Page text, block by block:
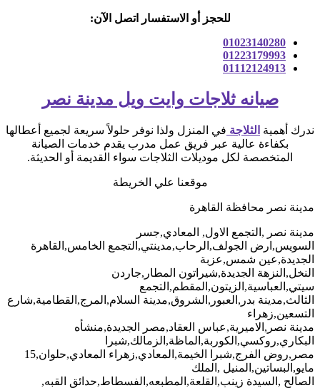
للحجز أو الاستفسار اتصل الآن:
01023140280
01223179993
01112124913
صيانه ثلاجات وايت ويل مدينة نصر
ندرك أهمية الثلاجة في المنزل ولذا نوفر حلولاً سريعة لجميع أعطالها
بكفاءة عالية عبر فريق عمل مدرب يقدم خدمات الصيانة
المتخصصة لكل موديلات الثلاجات سواء القديمة أو الحديثة.
موقعنا علي الخريطة
مدينة نصر محافظة القاهرة
مدينة نصر ,التجمع الاول, المعادي,جسر
السويس,ارض الجولف,الرحاب,مدينتي,التجمع الخامس,القاهرة
الجديدة,عين شمس,عزبة
النخل,النزهة الجديدة,شيراتون المطار,جاردن
سيتي,العباسية,الزيتون,المقطم,التجمع
الثالث,مدينة بدر,العبور,الشروق,مدينة السلام,المرج,القطامية,شارع
التسعين,زهراء
مدينة نصر,الاميرية,عباس العقاد,مصر الجديدة,منشأه
البكاري,روكسي,الكوربة,الماظة,الزمالك,شبرا
مصر,روض الفرج,شبرا الخيمة,المعادي,زهراء المعادي,حلوان,15
مايو,البساتين,المنيل ,الملك
الصالح ,السيدة زينب,القلعة,المطبعه,الفسطاط,حدائق القبه,